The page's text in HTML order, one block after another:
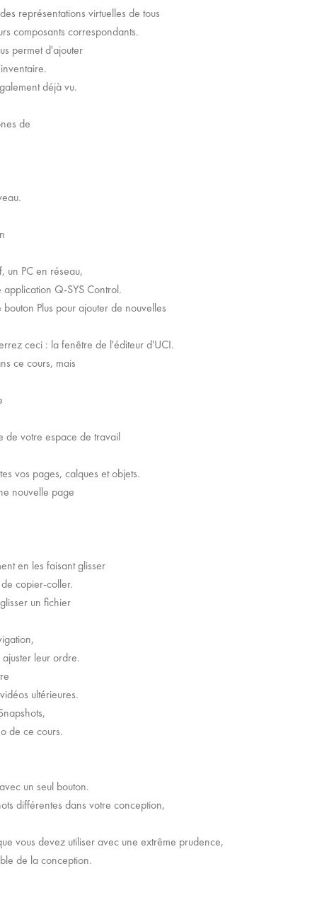
représentations virtuelles de tous
composants correspondants.
permet d'ajouter
déjà vu.
de
un PC en réseau,
Q-SYS Control.
Plus pour ajouter de nouvelles
ceci : la fenêtre de l'éditeur d'UCI.
ce cours, mais
de votre espace de travail
vos pages, calques et objets.
nouvelle page
en les faisant glisser
copier-coller.
un fichier
leur ordre.
ultérieures.
de ce cours.
un seul bouton.
différentes dans votre conception,
vous devez utiliser avec une extrême prudence,
de la conception.